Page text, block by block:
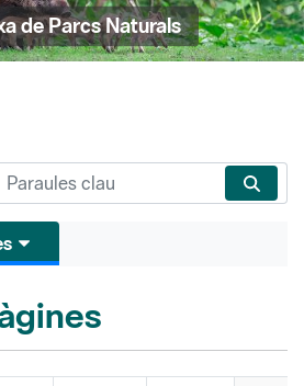
de Parcs Naturals